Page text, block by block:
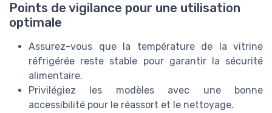
Points de vigilance pour une utilisation
optimale
Assurez-vous que la température de la vitrine
réfrigérée reste stable pour garantir la sécurité
alimentaire.
Privilégiez les modèles avec une bonne
accessibilité pour le réassort et le nettoyage.